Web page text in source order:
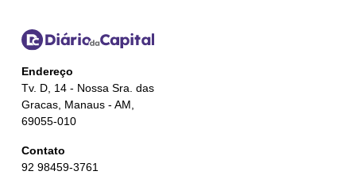
Endereço
Tv. D, 14 - Nossa Sra. das
Gracas, Manaus - AM,
69055-010
Contato
92 98459-3761